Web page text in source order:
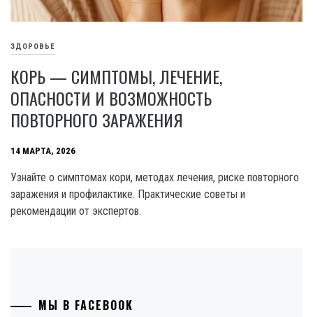
ЗДОРОВЬЕ
КОРЬ — СИМПТОМЫ, ЛЕЧЕНИЕ,
ОПАСНОСТИ И ВОЗМОЖНОСТЬ
ПОВТОРНОГО ЗАРАЖЕНИЯ
14 МАРТА, 2026
Узнайте о симптомах кори, методах лечения, риске повторного
заражения и профилактике. Практические советы и
рекомендации от экспертов.
МЫ В FACEBOOK